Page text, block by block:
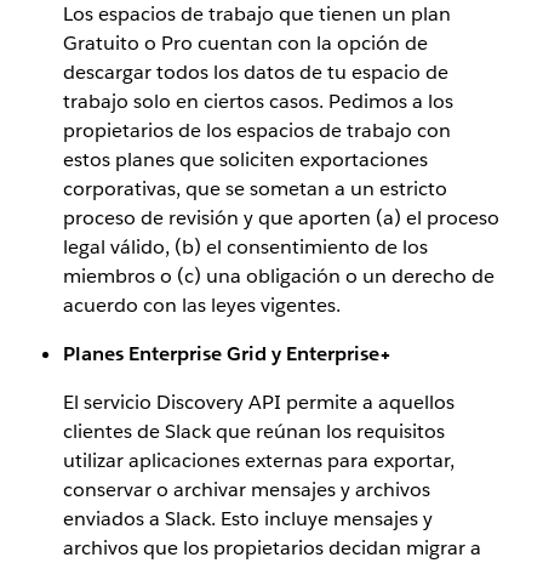
Los espacios de trabajo que tienen un plan
Gratuito o Pro cuentan con la opción de
descargar todos los datos de tu espacio de
trabajo solo en ciertos casos. Pedimos a los
propietarios de los espacios de trabajo con
estos planes que soliciten exportaciones
corporativas, que se sometan a un estricto
proceso de revisión y que aporten (a) el proceso
legal válido, (b) el consentimiento de los
miembros o (c) una obligación o un derecho de
acuerdo con las leyes vigentes.
Planes Enterprise Grid y Enterprise+
El servicio Discovery API permite a aquellos
clientes de Slack que reúnan los requisitos
utilizar aplicaciones externas para exportar,
conservar o archivar mensajes y archivos
enviados a Slack. Esto incluye mensajes y
archivos que los propietarios decidan migrar a